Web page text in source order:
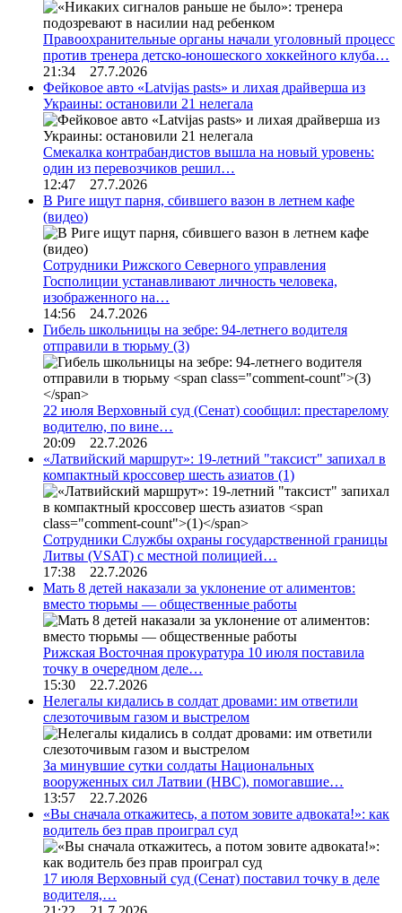
Правоохранительные органы начали уголовный процесс
против тренера детско-юношеского хоккейного клуба…
21:34 27.7.2026
Фейковое авто «Latvijas pasts» и лихая драйверша из
Украины: остановили 21 нелегала
Смекалка контрабандистов вышла на новый уровень:
один из перевозчиков решил…
12:47 27.7.2026
В Риге ищут парня, сбившего вазон в летнем кафе
(видео)
Сотрудники Рижского Северного управления
Госполиции устанавливают личность человека,
изображенного на…
14:56 24.7.2026
Гибель школьницы на зебре: 94-летнего водителя
отправили в тюрьму (3)
22 июля Верховный суд (Сенат) сообщил: престарелому
водителю, по вине…
20:09 22.7.2026
«Латвийский маршрут»: 19-летний "таксист" запихал в
компактный кроссовер шесть азиатов (1)
Сотрудники Службы охраны государственной границы
Литвы (VSAT) с местной полицией…
17:38 22.7.2026
Мать 8 детей наказали за уклонение от алиментов:
вместо тюрьмы — общественные работы
Рижская Восточная прокуратура 10 июля поставила
точку в очередном деле…
15:30 22.7.2026
Нелегалы кидались в солдат дровами: им ответили
слезоточивым газом и выстрелом
За минувшие сутки солдаты Национальных
вооруженных сил Латвии (НВС), помогавшие…
13:57 22.7.2026
«Вы сначала откажитесь, а потом зовите адвоката!»: как
водитель без прав проиграл суд
17 июля Верховный суд (Сенат) поставил точку в деле
водителя,…